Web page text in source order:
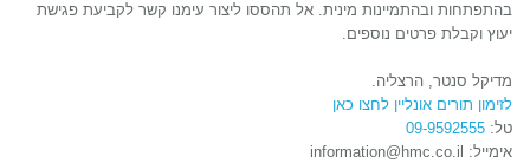
בהתפתחות ובהתמיינות מינית. אל תהססו ליצור עימנו קשר לקביעת פגישת
יעוץ וקבלת פרטים נוספים.
מדיקל סנטר, הרצליה.
לזימון תורים אונליין לחצו כאן
טל: 09-9592555
אימייל: information@hmc.co.il